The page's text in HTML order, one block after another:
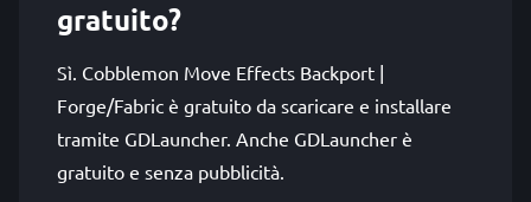
gratuito?
Sì. Cobblemon Move Effects Backport |
Forge/Fabric è gratuito da scaricare e installare
tramite GDLauncher. Anche GDLauncher è
gratuito e senza pubblicità.